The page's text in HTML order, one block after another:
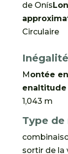
de Onís
Circulaire
Inégalité
M ontée
enaltitude
1,043 m
Type
sortir de la